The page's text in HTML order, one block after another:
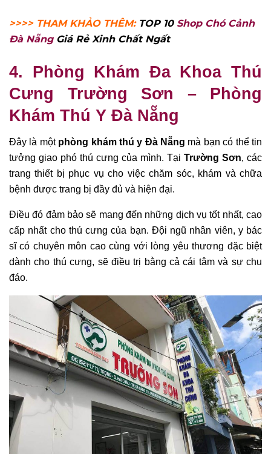
>>>> THAM KHẢO THÊM: TOP 10 Shop Chó Cảnh
Đà Nẵng Giá Rẻ Xinh Chất Ngất
4. Phòng Khám Đa Khoa Thú
Cưng Trường Sơn – Phòng
Khám Thú Y Đà Nẵng
Đây là một phòng khám thú y Đà Nẵng mà bạn có thể tin
tưởng giao phó thú cưng của mình. Tại Trường Sơn, các
trang thiết bị phục vụ cho việc chăm sóc, khám và chữa
bệnh được trang bị đầy đủ và hiện đại.
Điều đó đảm bảo sẽ mang đến những dịch vụ tốt nhất, cao
cấp nhất cho thú cưng của bạn. Đội ngũ nhân viên, y bác
sĩ có chuyên môn cao cùng với lòng yêu thương đặc biệt
dành cho thú cưng, sẽ điều trị bằng cả cái tâm và sự chu
đáo.